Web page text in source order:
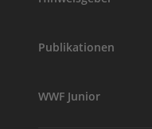
Publikationen
WWF Junior